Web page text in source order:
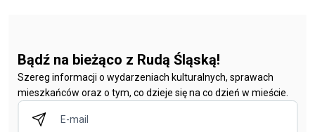
Bądź na bieżąco z Rudą Śląską!
Szereg informacji o wydarzeniach kulturalnych, sprawach
mieszkańców oraz o tym, co dzieje się na co dzień w mieście.